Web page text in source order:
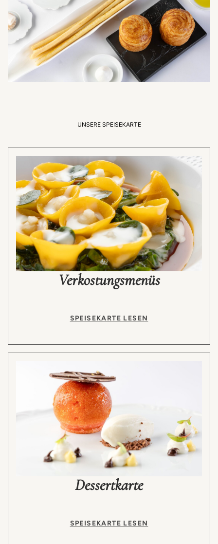
UNSERE SPEISEKARTE
Verkostungsmenüs
SPEISEKARTE LESEN
Dessertkarte
SPEISEKARTE LESEN